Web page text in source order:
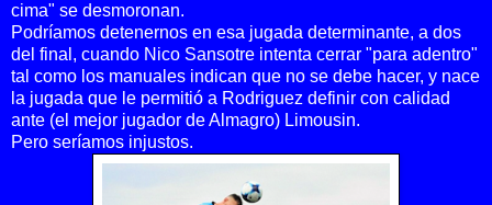
cima" se desmoronan.
Podríamos detenernos en esa jugada determinante, a dos
del final, cuando Nico Sansotre intenta cerrar "para adentro"
tal como los manuales indican que no se debe hacer, y nace
la jugada que le permitió a Rodriguez definir con calidad
ante (el mejor jugador de Almagro) Limousin.
Pero seríamos injustos.